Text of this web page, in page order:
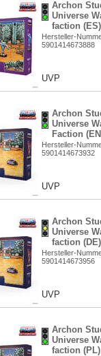
Archon
Universe
faction
Hersteller-
5901414673888
UVP
Archon
Universe
Faction
Hersteller-
5901414673932
UVP
Archon
Universe
faction
Hersteller-
5901414673956
UVP
Archon
Universe
faction (PL)